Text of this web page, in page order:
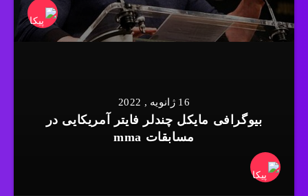
16 ژانویه , 2022
بیوگرافی مایکل چندلر فایتر آمریکایی در
مسابقات mma